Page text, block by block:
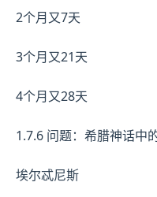
2个月又7天
3个月又21天
4个月又28天
1.7.6 问题：希腊神话中
埃尔忒尼斯